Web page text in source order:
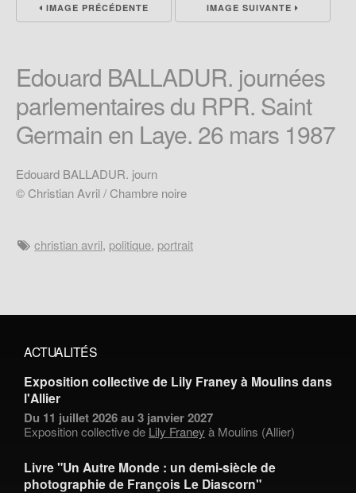
IMAGE PRÉCÉDENTE IMAGE SUIVANTE
Edouard BALLADUR. journées
parlementaires du RPR. Saint
Germain en Laye. 26 mars 1987
Edouard BALLADUR. journ
© Christian Avril / Chambre noire
christian avril, politique, portrait
ACTUALITÉS
Exposition collective de Lily Franey à Moulins dans
l'Allier
Du 11 juillet 2026 au 3 janvier 2027
Exposition collective de Lily Franey à Moulins (Allier)
Livre "Un Autre Monde : un demi-siècle de
photographie de François Le Diascorn"